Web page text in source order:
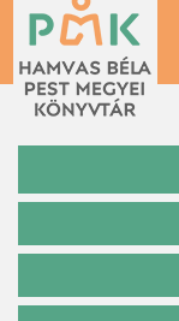
Ugrás
tartalomra
Katalógus